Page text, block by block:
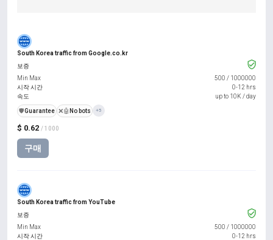
South Korea traffic from Google.co.kr
$ 0.62 / 1000
구매
보증
Min Max
500 / 1000000
시작 시간
0-12 hrs
속도
up to 10K / day
️🛡️Guarantee ❌🤖 No bots +5
South Korea traffic from YouTube
보증
Min Max
500 / 1000000
시작 시간
0-12 hrs